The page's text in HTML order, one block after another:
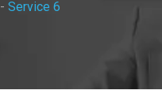
- Service 6